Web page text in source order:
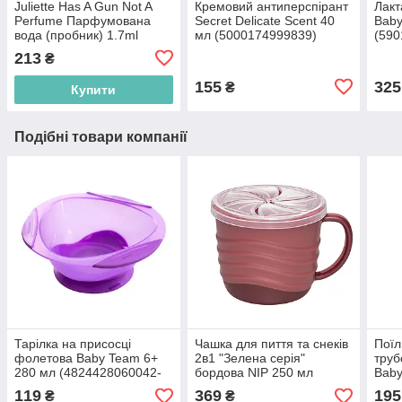
Juliette Has A Gun Not A
Perfume Парфумована
вода (пробник) 1.7ml
213 ₴
Купити
Кремовий антиперспірант
Secret Delicate Scent 40
мл (5000174999839)
155₴ 325
Подібні товари компанії
Тарілка на присосці
фолетова Baby Team 6+
280 мл (4824428060042-
2)
119 ₴
Чашка для пиття та снеків
2в1 "Зелена серія"
бордова NIP 250 мл
(4000821370692)
369₴ 195